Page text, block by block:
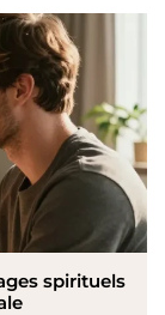
spirituels